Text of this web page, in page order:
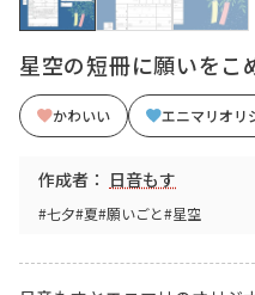
星空の短冊に願いをこ
かわいい エニマリオリ
作成者： 日音もす
#七夕#夏#願いごと#星空